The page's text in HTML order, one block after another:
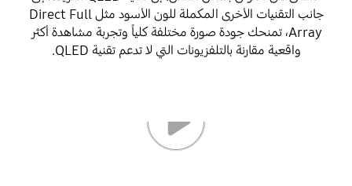
جانب التقنيات الأخرى المكملة للون الأسود مثل Direct Full
Array، تمنحك جودة صورة مختلفة كلياً وتجربة مشاهدة أكثر
واقعية مقارنة بالتلفزيونات التي لا تدعم تقنية QLED.